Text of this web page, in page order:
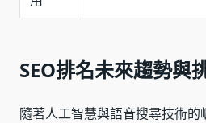
SEO排名未來趨勢與
隨著人工智慧與語音搜尋技術的